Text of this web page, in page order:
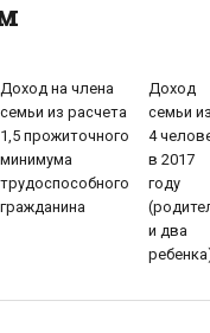
Доход на члена
семьи из расчета
1,5 прожиточного
минимума
трудоспособного
гражданина
Доход
семьи
4
в 2017
году
и два